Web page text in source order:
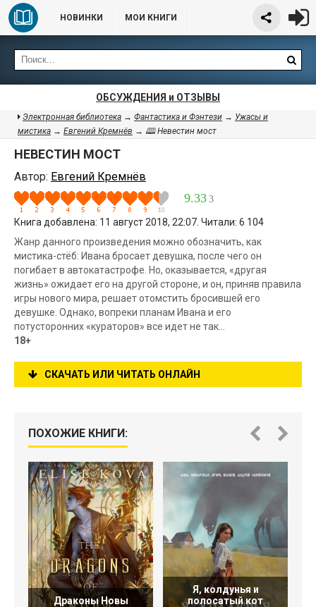
НОВИНКИ МОИ КНИГИ
ОБСУЖДЕНИЯ и ОТЗЫВЫ
Электронная библиотека → Фантастика и Фэнтези → Ужасы и
мистика → Евгений Кремнёв → 🕮 Невестин мост
НЕВЕСТИН МОСТ
Автор: Евгений Кремнёв
9.33 3
Книга добавлена: 11 август 2018, 22:07. Читали: 6 104
Жанр данного произведения можно обозначить, как
мистика-стёб: Ивана бросает девушка, после чего он
погибает в автокатастрофе. Но, оказывается, «другая
жизнь» ожидает его на другой стороне, и он, приняв правила
игры нового мира, решает отомстить бросившей его
девушке. Однако, вопреки планам Ивана и его
потусторонних «кураторов» все идет не так...
18+
СКАЧАТЬ ИЛИ ЧИТАТЬ ОНЛАЙН
ПОХОЖИЕ КНИГИ:
Драконы Новы
Я, колдунья и
полосатый кот